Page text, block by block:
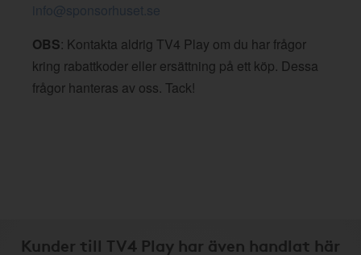
info@sponsorhuset.se
OBS: Kontakta aldrig TV4 Play om du har frågor
kring rabattkoder eller ersättning på ett köp. Dessa
frågor hanteras av oss. Tack!
Kunder till TV4 Play har även handlat här